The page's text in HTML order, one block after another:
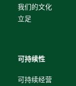
我们的文化
立足
可持续性
可持续经营